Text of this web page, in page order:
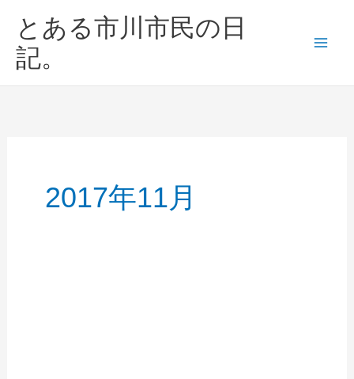
キ
とある市川市民の日
記。
2017年11月